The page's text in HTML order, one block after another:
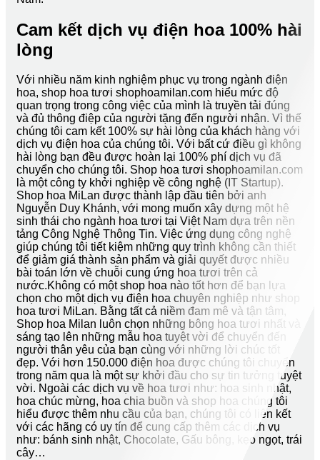
Cam kết dịch vụ điện hoa 100% hài
lòng
Với nhiều năm kinh nghiệm phục vụ trong ngành điện
hoa, shop hoa tươi shophoamilan.com hiểu mức độ
quan trọng trong công việc của mình là truyền tải đúng
và đủ thông điệp của người tặng đến người nhận. Vì thế
chúng tôi cam kết 100% sự hài lòng của khách hàng với
dịch vụ điện hoa của chúng tôi. Với bất cứ điều gì không
hài lòng bạn đều được hoàn lại 100% phí dịch vụ đã
chuyển cho chúng tôi. Shop hoa tươi shophoamilan.com
là một công ty khởi nghiệp về công nghệ (IT Startup).
Shop hoa MiLan được thành lập đầu tiên bởi anh
Nguyễn Duy Khánh, với mong muốn xây dựng một hệ
sinh thái cho ngành hoa tươi tại Việt Nam dựa trên nền
tảng Công Nghệ Thông Tin. Việc ứng dụng công nghệ
giúp chúng tôi tiết kiệm những quy trình không cần thiết
để giảm giá thành sản phẩm và giải quyết được nhiều
bài toán lớn về chuỗi cung ứng hoa tươi trên cả
nước.Không có một shop hoa nào tốt hơn để bạn lựa
chọn cho một dịch vụ điện hoa chuyên nghiệp như shop
hoa tươi MiLan. Bằng tất cả niềm đam mê và tận tâm,
Shop hoa Milan luôn chọn những bông hoa tươi nhất và
sáng tạo lên những mẫu hoa tuyệt vời để chuyển đến
người thân yêu của bạn cùng với những lời chúc tốt
đẹp. Với hơn 150.000 điện hoa được chúng tôi chuyển
trong năm qua là một sự khởi đầu cho sự tin tưởng tuyệt
vời. Ngoài các dịch vụ về hoa tươi như: hoa sinh nhật,
hoa chúc mừng, hoa chia buồn và shop hoa chúng tôi
hiểu được thêm nhu cầu của bạn, chúng tôi có liên kết
với các hãng có uy tín để cung cấp thêm các dịch vụ
như: bánh sinh nhật, Chocolate, Gấu bông, kẹo ngọt, trái
cây…